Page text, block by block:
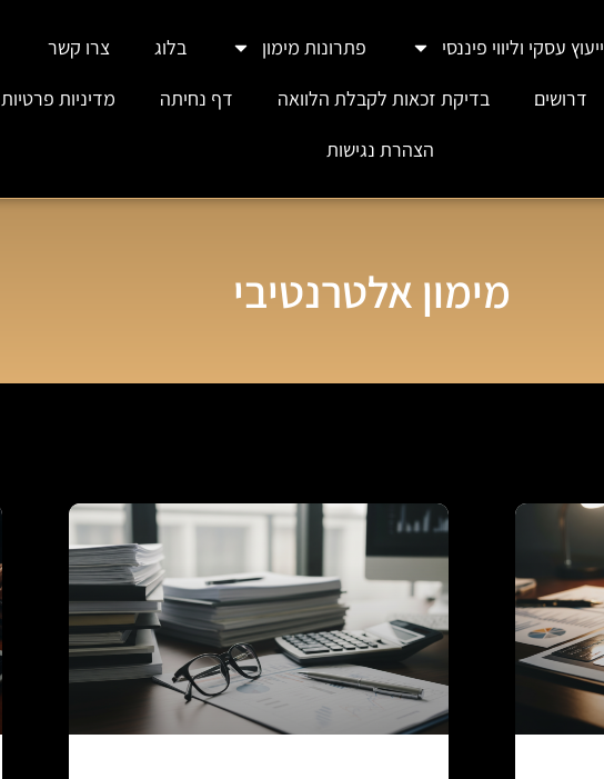
ייעוץ עסקי וליווי פיננסי פתרונות מימון בלוג
צרו קשר
דרושים בדיקת זכאות לקבלת הלוואה דף נחיתה
מדיניות פרטיות
הצהרת נגישות
מימון אלטרנטיבי